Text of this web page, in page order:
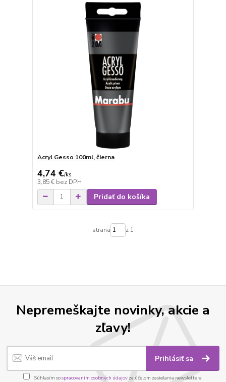
Acryl Gesso 100ml, čierna
4,74 €/ks
3,85 € bez DPH
Pridať do košíka
strana z 1
Nepremeškajte novinky, akcie a
zľavy!
Prihlásiť sa
Súhlasím sospracovaním osobných údajov za účelom zasielania newslettera.